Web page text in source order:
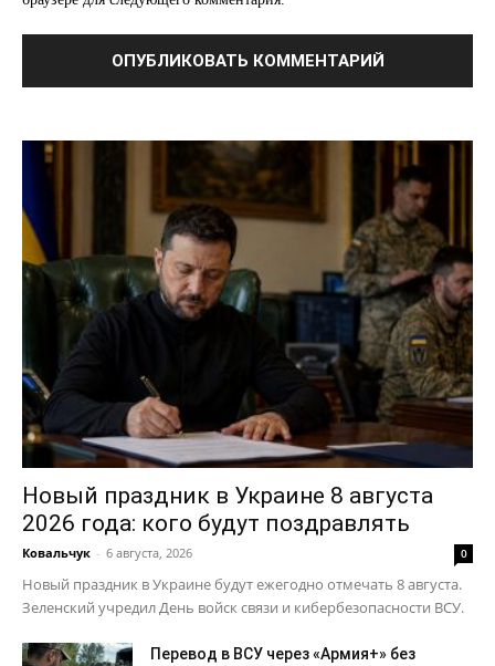
Новый праздник в Украине 8 августа
2026 года: кого будут поздравлять
Ковальчук - 6 августа, 2026 0
Новый праздник в Украине будут ежегодно отмечать 8 августа.
Зеленский учредил День войск связи и кибербезопасности ВСУ.
Перевод в ВСУ через «Армия+» без